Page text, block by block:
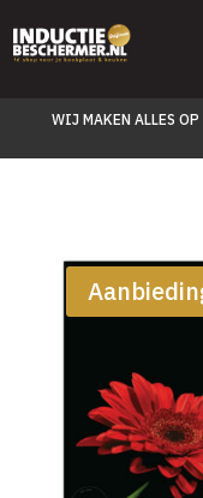
WIJ MAKEN ALLES